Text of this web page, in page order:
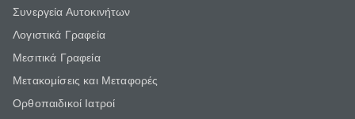
Συνεργεία Αυτοκινήτων
Λογιστικά Γραφεία
Μεσιτικά Γραφεία
Μετακομίσεις και Μεταφορές
Ορθοπαιδικοί Ιατροί